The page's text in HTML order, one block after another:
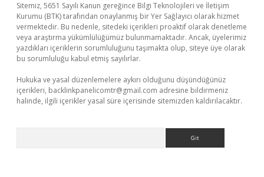
Sitemiz, 5651 Sayılı Kanun gereğince Bilgi Teknolojileri ve İletişim
Kurumu (BTK) tarafından onaylanmış bir Yer Sağlayıcı olarak hizmet
vermektedir. Bu nedenle, sitedeki içerikleri proaktif olarak denetleme
veya araştırma yükümlülüğümüz bulunmamaktadır. Ancak, üyelerimiz
yazdıkları içeriklerin sorumluluğunu taşımakta olup, siteye üye olarak
bu sorumluluğu kabul etmiş sayılırlar.
Hukuka ve yasal düzenlemelere aykırı olduğunu düşündüğünüz
içerikleri, backlinkpanelicomtr@gmail.com adresine bildirmeniz
halinde, ilgili içerikler yasal süre içerisinde sitemizden kaldırılacaktır.